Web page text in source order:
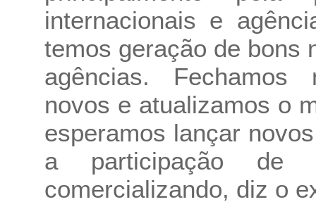
internacionais e
temos geração de bons
agências. Fechamos
novos e atualizamos o
esperamos lançar
a participação de
comercializando, diz o